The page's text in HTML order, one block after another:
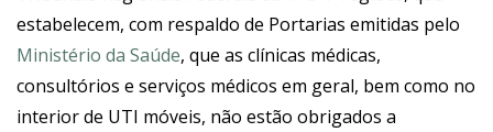
estabelecem, com respaldo de Portarias emitidas pelo
Ministério da Saúde, que as clínicas médicas,
consultórios e serviços médicos em geral, bem como no
interior de UTI móveis, não estão obrigados a